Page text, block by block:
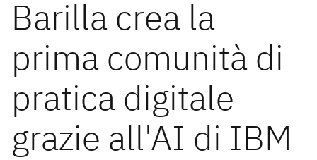
Barilla crea la
prima comunità di
pratica digitale
grazie all'AI di IBM